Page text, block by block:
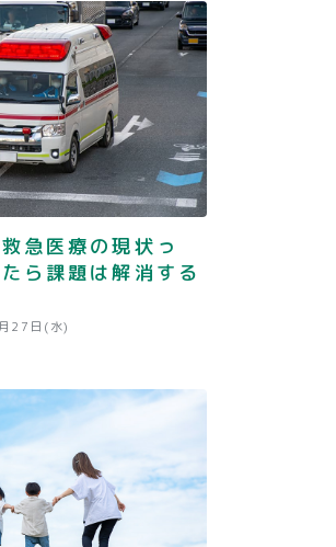
急医療の現状っ
ら課題は解消する
27日(水)